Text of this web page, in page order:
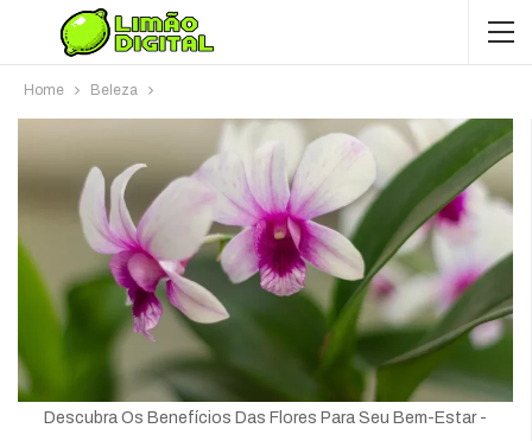
Home Beleza
Descubra Os Benefícios Das Flores Para Seu Bem-Estar -